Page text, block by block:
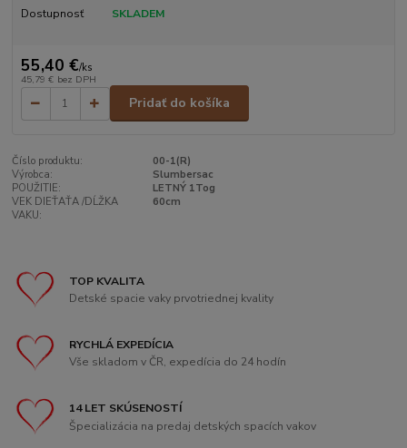
Dostupnosť SKLADEM
55,40 €/ks
45,79 € bez DPH
Pridať do košíka
Číslo produktu:
00-1(R)
Výrobca:
Slumbersac
POUŽITIE:
LETNÝ 1Tog
VEK DIEŤAŤA /DĹŽKA
VAKU:
60cm
TOP KVALITA
Detské spacie vaky prvotriednej kvality
RYCHLÁ EXPEDÍCIA
Vše skladom v ČR, expedícia do 24 hodín
14 LET SKÚSENOSTÍ
Špecializácia na predaj detských spacích vakov